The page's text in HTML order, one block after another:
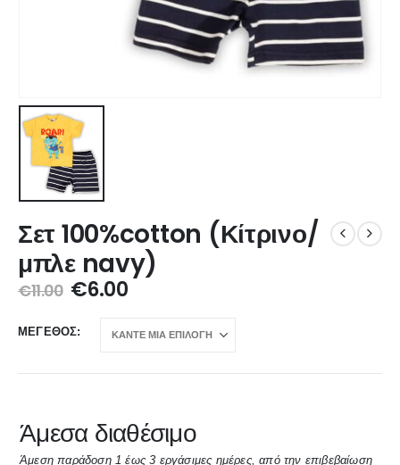
Σετ 100%cotton (Κίτρινο/
μπλε navy)
€11.00 €6.00
ΜΈΓΕΘΟΣ
Άμεσα διαθέσιμο
Άμεση παράδοση 1 έως 3 εργάσιμες ημέρες, από την επιβεβαίωση